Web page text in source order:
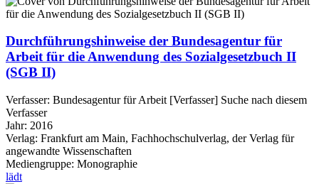
Durchführungshinweise der Bundesagentur für
Arbeit für die Anwendung des Sozialgesetzbuch II
(SGB II)
Verfasser: Bundesagentur für Arbeit [Verfasser] Suche nach diesem
Verfasser
Jahr: 2016
Verlag: Frankfurt am Main, Fachhochschulverlag, der Verlag für
angewandte Wissenschaften
Mediengruppe: Monographie
lädt